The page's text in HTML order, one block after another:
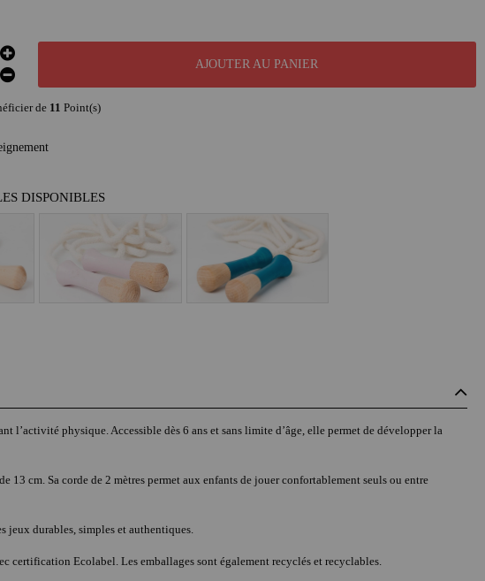
AJOUTER AU PANIER
de 11 Point(s)
DISPONIBLES
l’activité physique. Accessible dès 6 ans et sans limite d’âge, elle permet de développer la
13 cm. Sa corde de 2 mètres permet aux enfants de jouer confortablement seuls ou entre
jeux durables, simples et authentiques.
certification Ecolabel. Les emballages sont également recyclés et recyclables.